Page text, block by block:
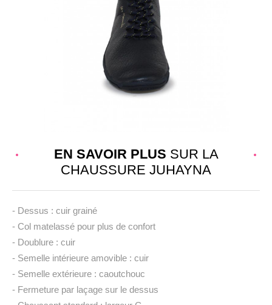
EN SAVOIR PLUS SUR LA
CHAUSSURE JUHAYNA
- Dessus : cuir grainé
- Col matelassé pour plus de confort
- Doublure : cuir
- Semelle intérieure amovible : cuir
- Semelle extérieure : caoutchouc
- Fermeture par laçage sur le dessus